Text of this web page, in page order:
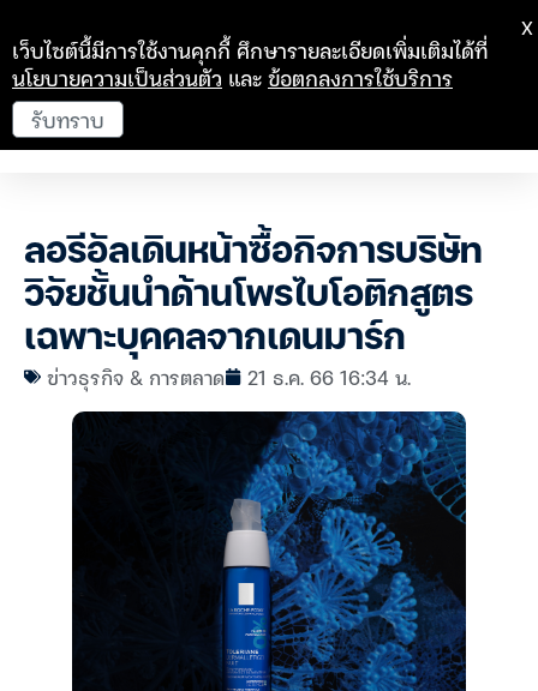
ลอรีอัลเดินหน้าซื้อกิจการบริษัท
วิจัยชั้นนำด้านโพรไบโอติกสูตร
เฉพาะบุคคลจากเดนมาร์ก
ข่าวธุรกิจ & การตลาด 21 ธ.ค. 66 16:34 น.
เว็บไซต์นี้มีการใช้งานคุกกี้ ศึกษารายละเอียดเพิ่มเติมได้ที่
นโยบายความเป็นส่วนตัว และข้อตกลงการใช้บริการ
รับทราบ
X